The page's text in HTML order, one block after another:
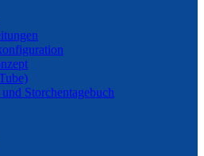
Storchentagebuch